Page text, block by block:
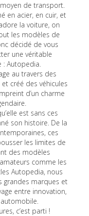
de transport.
en acier, en cuir, et
la voiture, on
les modèles de
décidé de vous
une véritable
: Autopedia.
au travers des
créé des véhicules
d’un charme
est sans ces
son histoire. De la
ces
les limites de
des modèles
comme les
Autopedia, nous
grandes marques et
entre innovation,
c’est parti !